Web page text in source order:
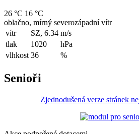
26 °C 16 °C
oblačno, mírný severozápadní vítr
vítr
SZ, 6.34 m/s
tlak
1020
hPa
vlhkost 36 %
Senioři
Zjednodušená verze stránek